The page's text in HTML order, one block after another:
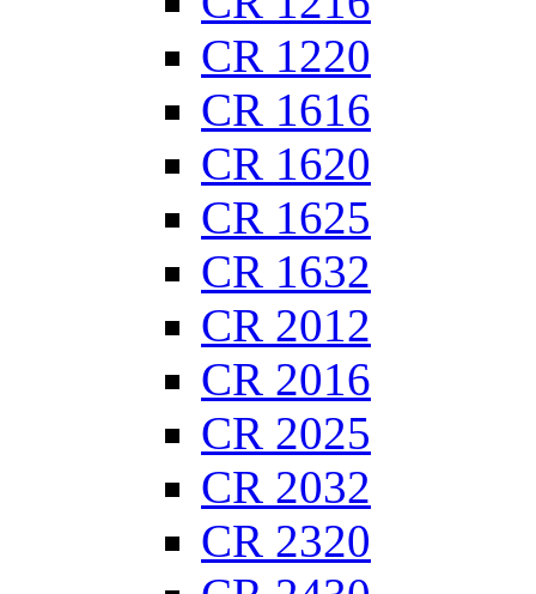
CR 1220
CR 1616
CR 1620
CR 1625
CR 1632
CR 2012
CR 2016
CR 2025
CR 2032
CR 2320